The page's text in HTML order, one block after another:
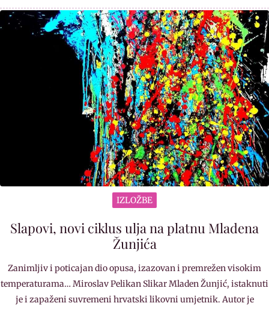
IZLOŽBE
Slapovi, novi ciklus ulja na platnu Mladena
Žunjića
Zanimljiv i poticajan dio opusa, izazovan i premrežen visokim
temperaturama… Miroslav Pelikan Slikar Mladen Žunjić, istaknuti
je i zapaženi suvremeni hrvatski likovni umjetnik. Autor je